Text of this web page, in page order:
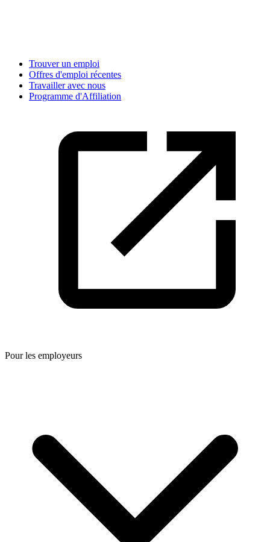
Trouver un emploi
Offres d'emploi récentes
Travailler avec nous
Programme d'Affiliation
Pour les employeurs